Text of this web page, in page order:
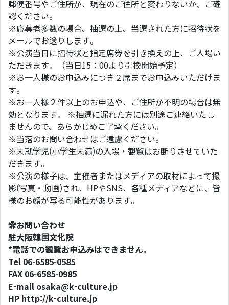
郵便番号やご住所が、現在のご住所と変わりないか、ご確
認ください。
※応募者多数の場合、抽選の上、当選された方に招待状を
メールでお送りします。
※公演当日に招待状と指定席券を引き換えの上、ご入場い
ただきます。（当日15：00より引換開始予定）
※お一人様のお申込みにつき２席までお申込みいただけま
す。
※お一人様２件以上のお申込や、ご住所が不明の場合は無
効となります。 ※抽選に漏れた方には別途ご連絡いたし
ませんので、あらかじめご了承ください。
※当落のお問い合わせはご遠慮ください。
※未就学児(小学生未満)の入場・観覧はお断りさせていた
だきます。
※公演の様子は、主催者またはメディアの取材によって撮
影(写真・動画)され、HPやSNS、各種メディアなどに、皆
様のお顔が写る可能性があります。
✿お問い合わせ
駐大阪韓国文化院
*電話での観覧お申込みはできません。
Tel 06-6585-0585
FAX 06-6585-0985
E-mail osaka@k-culture.jp
HP http://k-culture.jp